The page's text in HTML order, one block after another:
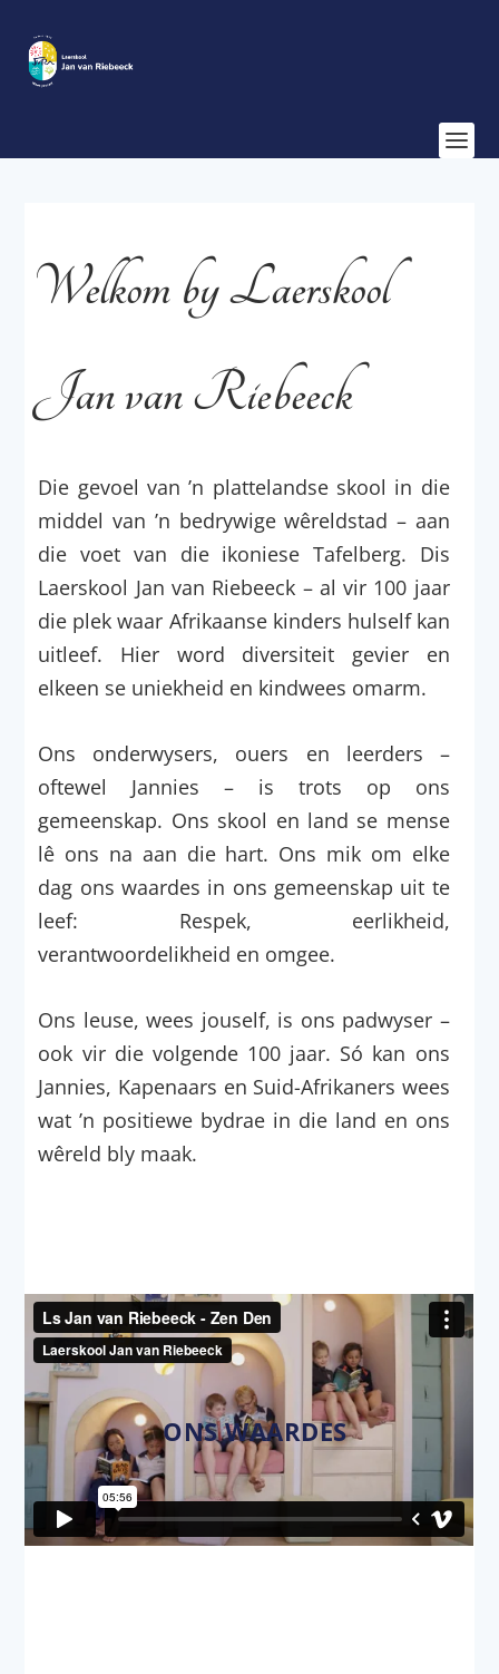
Welkom by Laerskool
Jan van Riebeeck
Die gevoel van ’n plattelandse skool in die
middel van ’n bedrywige wêreldstad – aan
die voet van die ikoniese Tafelberg. Dis
Laerskool Jan van Riebeeck – al vir 100 jaar
die plek waar Afrikaanse kinders hulself kan
uitleef. Hier word diversiteit gevier en
elkeen se uniekheid en kindwees omarm.
Ons onderwysers, ouers en leerders –
oftewel Jannies – is trots op ons
gemeenskap. Ons skool en land se mense
lê ons na aan die hart. Ons mik om elke
dag ons waardes in ons gemeenskap uit te
leef: Respek, eerlikheid,
verantwoordelikheid en omgee.
Ons leuse, wees jouself, is ons padwyser –
ook vir die volgende 100 jaar. Só kan ons
Jannies, Kapenaars en Suid-Afrikaners wees
wat ’n positiewe bydrae in die land en ons
wêreld bly maak.
ONS WAARDES